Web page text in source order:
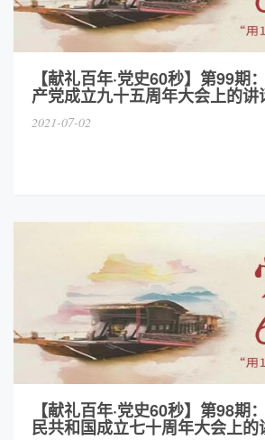
【献礼百年·党史60秒】第99期
产党成立九十五周年大会上的讲
2021-07-02
【献礼百年·党史60秒】第98期
民共和国成立七十周年大会上的